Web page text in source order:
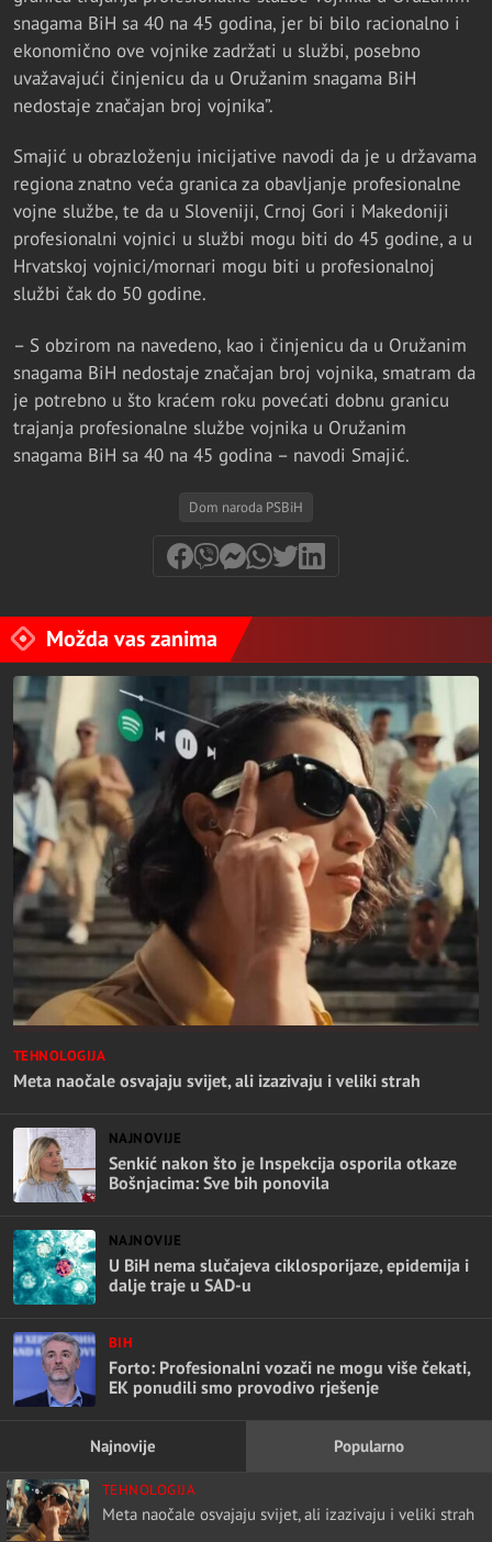
snagama BiH sa 40 na 45 godina, jer bi bilo racionalno i
ekonomično ove vojnike zadržati u službi, posebno
uvažavajući činjenicu da u Oružanim snagama BiH
nedostaje značajan broj vojnika”.
Smajić u obrazloženju inicijative navodi da je u državama
regiona znatno veća granica za obavljanje profesionalne
vojne službe, te da u Sloveniji, Crnoj Gori i Makedoniji
profesionalni vojnici u službi mogu biti do 45 godine, a u
Hrvatskoj vojnici/mornari mogu biti u profesionalnoj
službi čak do 50 godine.
– S obzirom na navedeno, kao i činjenicu da u Oružanim
snagama BiH nedostaje značajan broj vojnika, smatram da
je potrebno u što kraćem roku povećati dobnu granicu
trajanja profesionalne službe vojnika u Oružanim
snagama BiH sa 40 na 45 godina – navodi Smajić.
Dom naroda PSBiH
Možda vas zanima
TEHNOLOGIJA
Meta naočale osvajaju svijet, ali izazivaju i veliki strah
NAJNOVIJE
Senkić nakon što je Inspekcija osporila otkaze
Bošnjacima: Sve bih ponovila
NAJNOVIJE
U BiH nema slučajeva ciklosporijaze, epidemija i
dalje traje u SAD-u
BIH
Forto: Profesionalni vozači ne mogu više čekati,
EK ponudili smo provodivo rješenje
Najnovije Popularno
TEHNOLOGIJA
Meta naočale osvajaju svijet, ali izazivaju i veliki strah